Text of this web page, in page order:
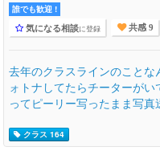
誰でも歓迎 !
気になる相談に登録 共感 9
去年のクラスラインのこと
ォトナしてたらチーターがい
ってピーリー写ったまま写
クラス 164